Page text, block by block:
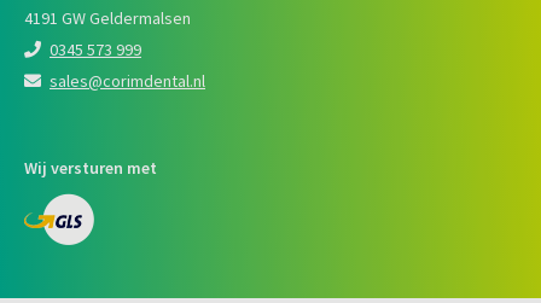
4191 GW Geldermalsen
0345 573 999
sales@corimdental.nl
Wij versturen met